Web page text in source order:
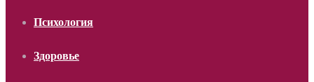
Психология
Здоровье